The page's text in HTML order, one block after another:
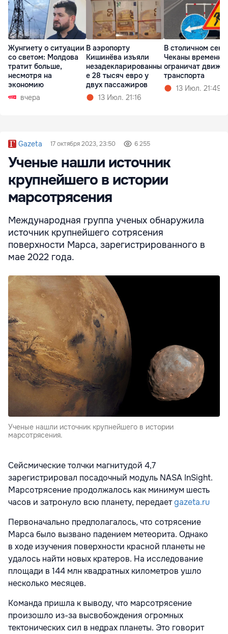
Жунгиету о ситуации
со светом: Молдова
тратит больше,
несмотря на
экономию
вчера
В аэропорту
Кишинёва изъяли
незадекларированны
е 28 тысяч евро у
двух пассажиров
13 Июл. 21:16
В столичном
Чеканы временно
ограничат
транспорта
13 Июл. 21:49
Gazeta 17 октября 2023, 23:50 6 255
Ученые нашли источник
крупнейшего в истории
марсотрясения
Международная группа ученых обнаружила
источник крупнейшего сотрясения
поверхности Марса, зарегистрированного в
мае 2022 года.
Ученые нашли источник крупнейшего в истории
марсотрясения.
Сейсмические толчки магнитудой 4,7
зарегистрировал посадочный модуль NASA InSight.
Марсотрясение продолжалось как минимум шесть
часов и затронуло всю планету, передаетgazeta.ru
Первоначально предполагалось, что сотрясение
Марса было вызвано падением метеорита. Однако
в ходе изучения поверхности красной планеты не
удалось найти новых кратеров. На исследование
площади в 144 млн квадратных километров ушло
несколько месяцев.
Команда пришла к выводу, что марсотрясение
произошло из-за высвобождения огромных
тектонических сил в недрах планеты. Это говорит